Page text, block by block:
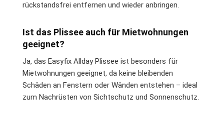
rückstandsfrei entfernen und wieder anbringen.
Ist das Plissee auch für Mietwohnungen
geeignet?
Ja, das Easyfix Allday Plissee ist besonders für
Mietwohnungen geeignet, da keine bleibenden
Schäden an Fenstern oder Wänden entstehen – ideal
zum Nachrüsten von Sichtschutz und Sonnenschutz.